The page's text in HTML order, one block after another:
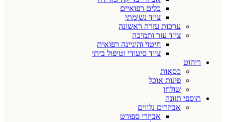
כלים רפואיים
ציוד נשימתי
ערכות עזרה ראשונה
ציוד עזר ותמיכה
חיטוי והיגיינה רפואית
ציוד סיעודי וטיפול ביתי
ריהוט
כסאות
פינות אוכל
שולחן
תוספי תזונה
אביזרים נלווים
אביזרי ספורט